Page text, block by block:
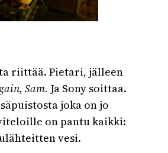
riittää. Pietari, jälleen
Sam. Ja Sony soittaa.
joka on jo
on pantu kaikki:
vesi.